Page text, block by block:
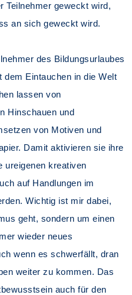
Teilnehmer geweckt wird,
an sich geweckt wird.
des Bildungsurlaubes
dem Eintauchen in die Welt
lassen von
Hinschauen und
von Motiven und
Damit aktivieren sie ihre
ureigenen kreativen
auf Handlungen im
Wichtig ist mir dabei,
geht, sondern um einen
wieder neues
wenn es schwerfällt, dran
weiter zu kommen. Das
auch für den